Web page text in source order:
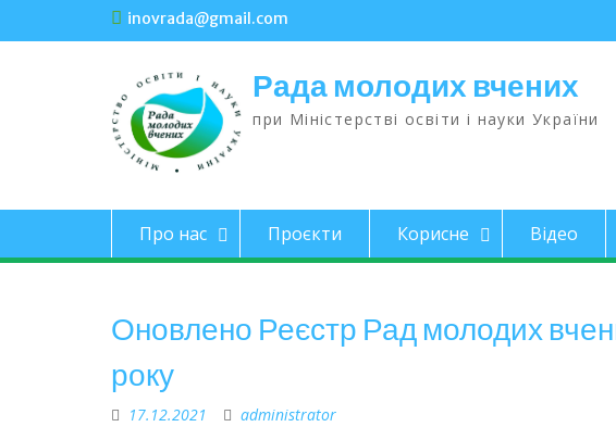
inovrada@gmail.com
Рада молодих вчених
при Міністерстві освіти і науки України
Про нас Проєкти Корисне Відео
Оновлено Реєстр Рад молодих
року
17.12.2021 administrator